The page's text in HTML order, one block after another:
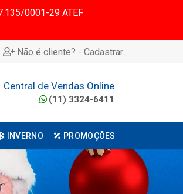
0001-29 ATEF
Não é cliente? - Cadastrar
Central de Vendas Online
(11) 3324-6411
INVERNO PROMOÇÕES